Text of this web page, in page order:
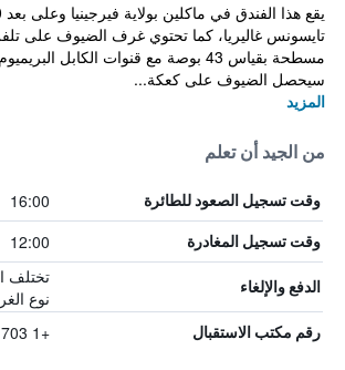
تايسونس غاليريا، كما تحتوي غرف الضيوف على
مسطحة بقياس 43 بوصة مع قنوات الكابل
سيحصل الضيوف على كعكة...
المزيد
من الجيد أن تعلم
وقت تسجيل الصعود للطائرة 16:00
وقت تسجيل المغادرة 12:00
الدفع والإلغاء
تختلف
نوع
رقم مكتب الاستقبال +1 703 893 2100